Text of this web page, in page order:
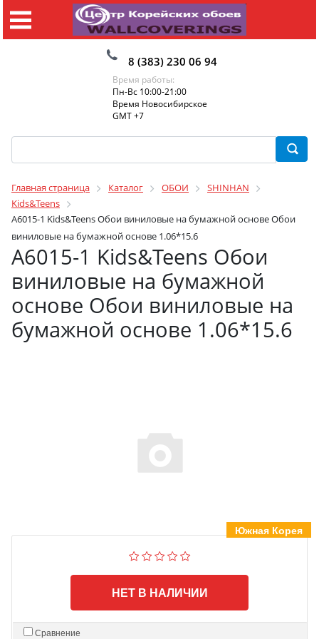
8 (383) 230 06 94
Время работы:
Пн-Вс 10:00-21:00
Время Новосибирское
GMT +7
Главная страница Каталог ОБОИ
SHINHAN
Kids&Teens
A6015-1 Kids&Teens Обои виниловые на бумажной основе Обои
виниловые на бумажной основе 1.06*15.6
A6015-1 Kids&Teens Обои
виниловые на бумажной
основе Обои виниловые на
бумажной основе 1.06*15.6
Южная Корея
НЕТ В НАЛИЧИИ
Сравнение